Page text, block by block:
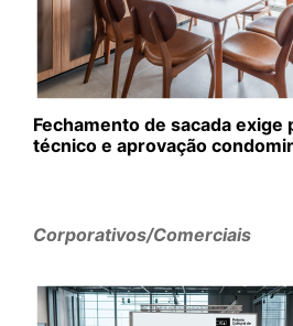
Fechamento de sacada exige
técnico e aprovação
Corporativos/Comerciais